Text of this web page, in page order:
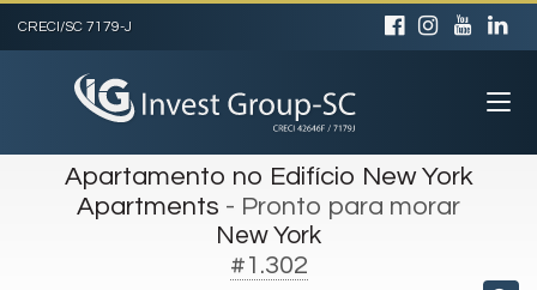
CRECI/SC 7179-J
Apartamento no Edifício New York
Apartments - Pronto para morar
New York
#1.302